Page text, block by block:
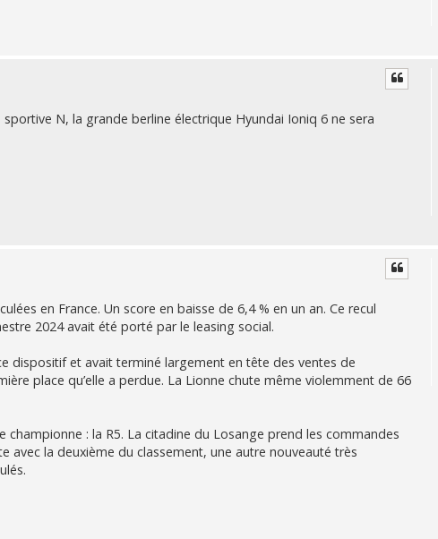
N, la grande berline électrique Hyundai Ioniq 6 ne sera
en France. Un score en baisse de 6,4 % en un an. Ce recul
2024 avait été porté par le leasing social.
dispositif et avait terminé largement en tête des ventes de
place qu’elle a perdue. La Lionne chute même violemment de 66
championne : la R5. La citadine du Losange prend les commandes
avec la deuxième du classement, une autre nouveauté très